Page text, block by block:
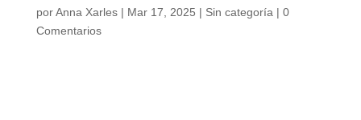
porAnna Xarles| Mar 17, 2025 | Sin categoría | 0
Comentarios